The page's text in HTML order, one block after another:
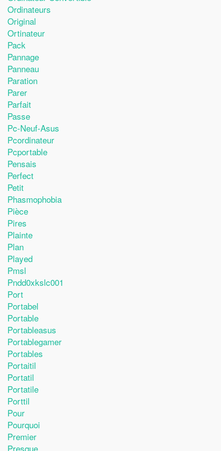
Ordinateurs
Original
Ortinateur
Pack
Pannage
Panneau
Paration
Parer
Parfait
Passe
Pc-Neuf-Asus
Pcordinateur
Pcportable
Pensais
Perfect
Petit
Phasmophobia
Pièce
Pires
Plainte
Plan
Played
Pmsl
Pndd0xkslc001
Port
Portabel
Portable
Portableasus
Portablegamer
Portables
Portaitil
Portatil
Portatile
Porttil
Pour
Pourquoi
Premier
Presque